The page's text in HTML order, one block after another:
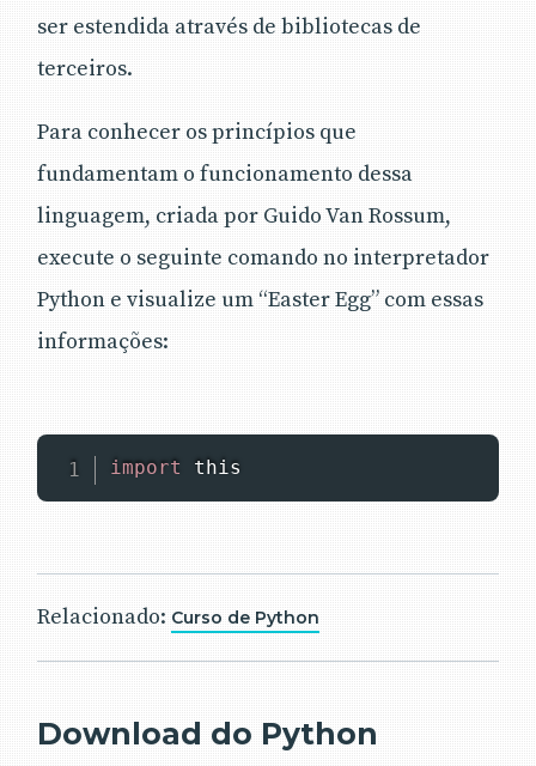
ser estendida através de bibliotecas de
terceiros.
Para conhecer os princípios que
fundamentam o funcionamento dessa
linguagem, criada por Guido Van Rossum,
execute o seguinte comando no interpretador
Python e visualize um “Easter Egg” com essas
informações:
import this
Relacionado: Curso de Python
Download do Python